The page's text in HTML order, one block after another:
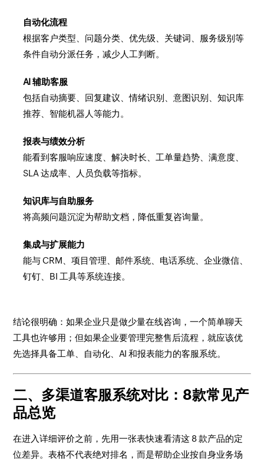
自动化流程
根据客户类型、问题分类、优先级、关键词、服务级别等
条件自动分派任务，减少人工判断。
AI 辅助客服
包括自动摘要、回复建议、情绪识别、意图识别、知识库
推荐、智能机器人等能力。
报表与绩效分析
能看到客服响应速度、解决时长、工单量趋势、满意度、
SLA 达成率、人员负载等指标。
知识库与自助服务
将高频问题沉淀为帮助文档，降低重复咨询量。
集成与扩展能力
能与 CRM、项目管理、邮件系统、电话系统、企业微信、
钉钉、BI 工具等系统连接。
结论很明确：如果企业只是做少量在线咨询，一个简单聊天
工具也许够用；但如果企业要管理完整售后流程，就应该优
先选择具备工单、自动化、AI 和报表能力的客服系统。
二、多渠道客服系统对比：8款常见产
品总览
在进入详细评价之前，先用一张表快速看清这 8 款产品的定
位差异。表格不代表绝对排名，而是帮助企业按自身业务场